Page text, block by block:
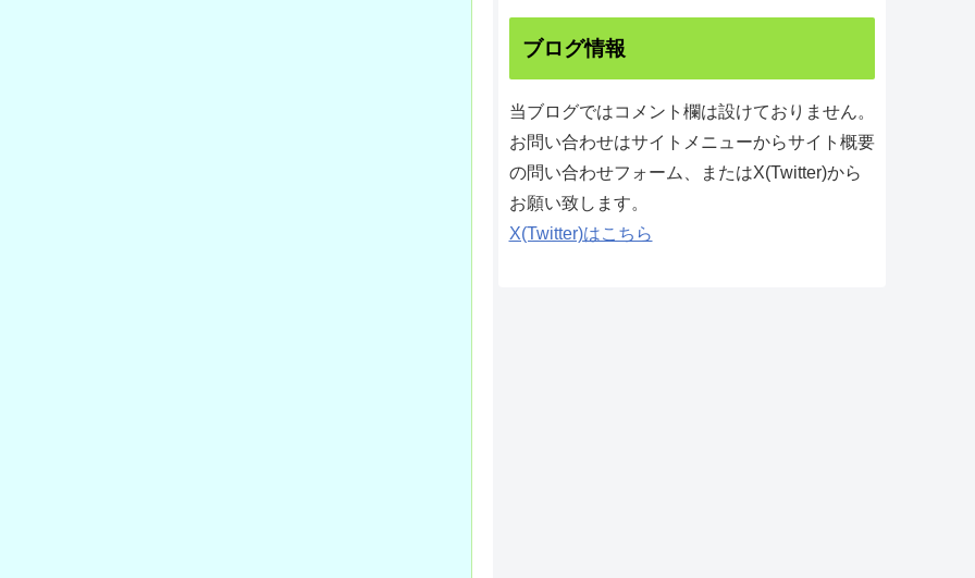
ブログ情報
当ブログではコメント欄は設けておりません。
お問い合わせはサイトメニューからサイト概要
の問い合わせフォーム、またはX(Twitter)から
お願い致します。
X(Twitter)はこちら